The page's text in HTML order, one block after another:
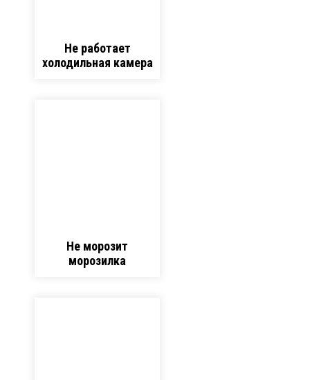
Не работает
холодильная камера
Не морозит
морозилка